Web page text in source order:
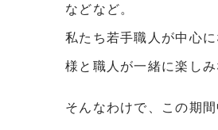
などなど。
私たち若手職人が中心
様と職人が一緒に楽し
そんなわけで、この期